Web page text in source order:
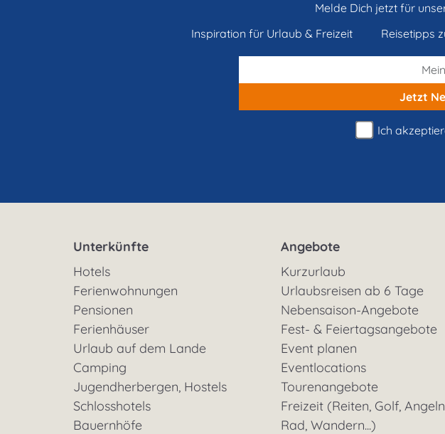
Melde Dich jetzt für
Inspiration für Urlaub & Freizeit
Reisetipps
Jetzt
Ich
Unterkünfte
Hotels
Ferienwohnungen
Pensionen
Ferienhäuser
Urlaub auf dem Lande
Camping
Jugendherbergen, Hostels
Schlosshotels
Bauernhöfe
Angebote
Kurzurlaub
Urlaubsreisen ab 6 Tage
Nebensaison-Angebote
Fest- & Feiertagsangebote
Event planen
Eventlocations
Tourenangebote
Freizeit (Reiten, Golf,
Rad, Wandern...)